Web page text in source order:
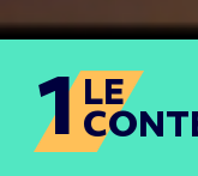
1 LE